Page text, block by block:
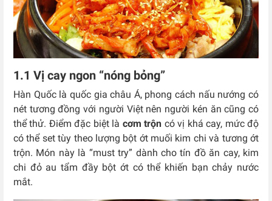
1.1 Vị cay ngon “nóng bỏng”
Hàn Quốc là quốc gia châu Á, phong cách nấu nướng có
nét tương đồng với người Việt nên người kén ăn cũng có
thể thử. Điểm đặc biệt là cơm trộn có vị khá cay, mức độ
có thể set tùy theo lượng bột ớt muối kim chi và tương ớt
trộn. Món này là “must try” dành cho tín đồ ăn cay, kim
chi đỏ au tẩm đầy bột ớt có thể khiến bạn chảy nước
mắt.